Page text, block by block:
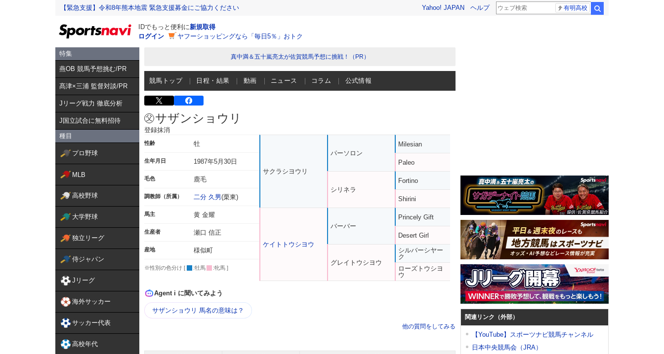
【緊急支援】令和8年熊本地震 緊急支援募金にご協力ください Yahoo! JAPAN ヘルプ 有明高校
IDでもっと便利に新規取得
ログイン
ヤフーショッピングなら「毎日5％」おトク
特集
燕OB 競馬予想挑む/PR
髙津×三浦 監督対談/PR
Jリーグ戦力 徹底分析
J国立試合に無料招待
種目
プロ野球
MLB
高校野球
大学野球
独立リーグ
侍ジャパン
Jリーグ
海外サッカー
サッカー代表
高校年代
真中満＆五十嵐亮太が佐賀競馬予想に挑戦！（PR）
競馬トップ 日程・結果 動画 ニュース コラム 公式情報
サザンショウリ
登録抹消
性齢 牡
生年月日 1987年5月30日
毛色 鹿毛
調教師（所属） 二分 久男(栗東)
馬主 黄 金耀
生産者 瀬口 信正
産地 様似町
※性別の色分け [ :牡馬 :牝馬 ]
サクラシヨウリ
ケイトトウシヨウ
パーソロン
シリネラ
バーバー
グレイトウシヨウ
Milesian
Paleo
Fortino
Shirini
Princely Gift
Desert Girl
シルバーシヤー
ク
ローズトウシヨ
ウ
Agent i に聞いてみよう
サザンショウリ 馬名の意味は？
他の質問をしてみる
関連リンク（外部）
【YouTube】スポーツナビ競馬チャンネル
日本中央競馬会（JRA）